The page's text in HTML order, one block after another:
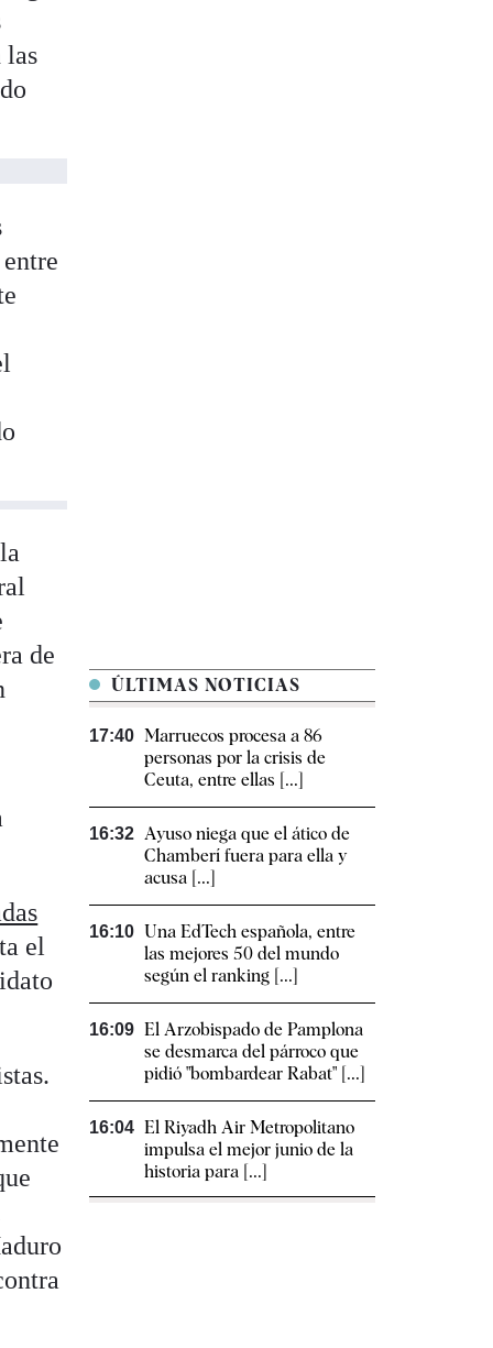
las
de
el
ÚLTIMAS NOTICIAS
17:40 Marruecos procesa a 86
personas por la crisis de
Ceuta, entre ellas [...]
16:32 Ayuso niega que el ático de
Chamberí fuera para ella y
acusa [...]
16:10 Una EdTech española, entre
las mejores 50 del mundo
según el ranking [...]
16:09 El Arzobispado de Pamplona
se desmarca del párroco que
pidió "bombardear Rabat" [...]
16:04 El Riyadh Air Metropolitano
impulsa el mejor junio de la
historia para [...]